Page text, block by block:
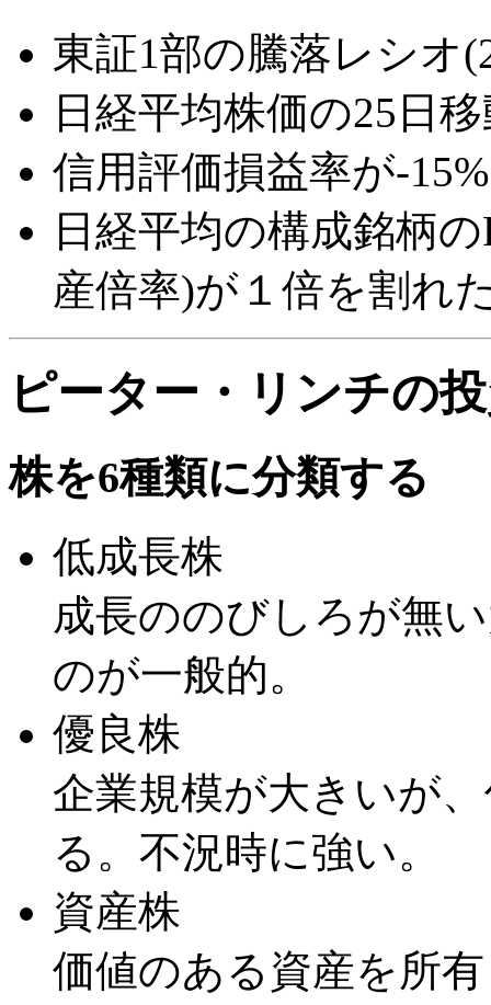
東証1部の騰落レシオ
日経平均株価の25日
信用評価損益率が-
日経平均の構成銘柄の
産倍率)が１倍を割れ
ピーター・リンチの
株を6種類に分類する
低成長株
成長ののびしろが無
のが一般的。
優良株
企業規模が大きいが
る。不況時に強い。
資産株
価値のある資産を所